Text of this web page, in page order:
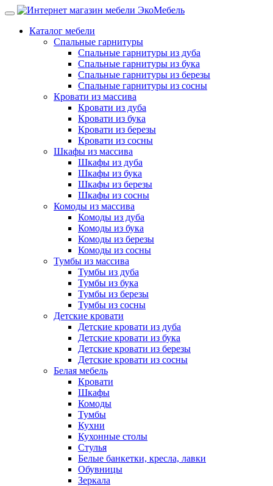
Каталог мебели
Спальные гарнитуры
Спальные гарнитуры из дуба
Спальные гарнитуры из бука
Спальные гарнитуры из березы
Спальные гарнитуры из сосны
Кровати из массива
Кровати из дуба
Кровати из бука
Кровати из березы
Кровати из сосны
Шкафы из массива
Шкафы из дуба
Шкафы из бука
Шкафы из березы
Шкафы из сосны
Комоды из массива
Комоды из дуба
Комоды из бука
Комоды из березы
Комоды из сосны
Тумбы из массива
Тумбы из дуба
Тумбы из бука
Тумбы из березы
Тумбы из сосны
Детские кровати
Детские кровати из дуба
Детские кровати из бука
Детские кровати из березы
Детские кровати из сосны
Белая мебель
Кровати
Шкафы
Комоды
Тумбы
Кухни
Кухонные столы
Стулья
Белые банкетки, кресла, лавки
Обувницы
Зеркала